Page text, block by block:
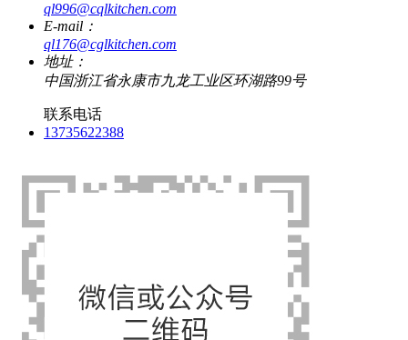
ql996@cqlkitchen.com
E-mail：
ql176@cglkitchen.com
地址：
中国浙江省永康市九龙工业区环湖路99号
联系电话
13735622388